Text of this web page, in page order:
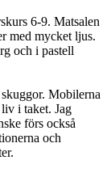
6-9. Matsalen
med mycket ljus.
och i pastell
Mobilerna
i taket. Jag
förs också
och